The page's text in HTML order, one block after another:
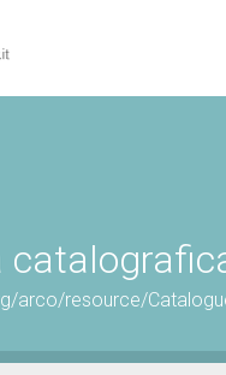
arco/resource/